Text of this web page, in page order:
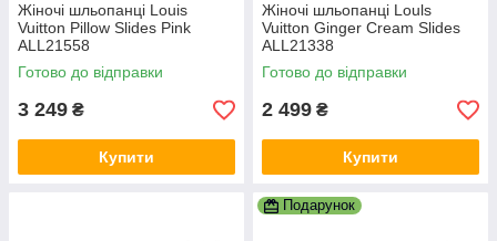
Жіночі шльопанці Louis
Vuitton Pillow Slides Pink
ALL21558
Готово до відправки
3 249 ₴
Купити
Жіночі шльопанці Louls
Vuitton Ginger Cream Slides
ALL21338
Готово до відправки
2 499 ₴
Купити
Подарунок